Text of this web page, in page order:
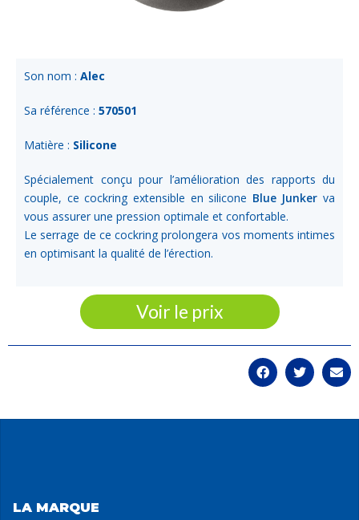
Son nom : Alec
Sa référence : 570501
Matière : Silicone
Spécialement conçu pour l’amélioration des rapports du
couple, ce cockring extensible en silicone Blue Junker va
vous assurer une pression optimale et confortable.
Le serrage de ce cockring prolongera vos moments intimes
en optimisant la qualité de l’érection.
Voir le prix
LA MARQUE